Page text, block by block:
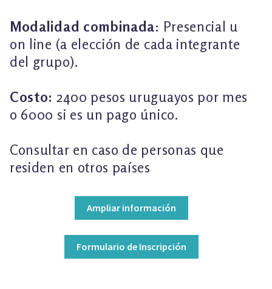
Modalidad combinada: Presencial u
on line (a elección de cada integrante
del grupo).
Costo: 2400 pesos uruguayos por mes
o 6000 si es un pago único.
Consultar en caso de personas que
residen en otros países
Ampliar información
Formulario de Inscripción